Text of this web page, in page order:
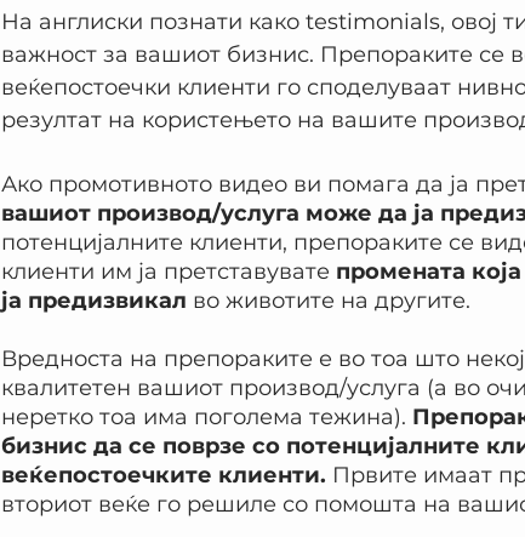
На англиски познати како testimonials, овој
важност за вашиот бизнис. Препораките се
веќепостоечки клиенти го споделуваат
резултат на користењето на вашите
Ако промотивното видео ви помага да ја
вашиот производ/услуга може да ја
потенцијалните клиенти, препораките се
клиенти им ја претставувате промената
ја предизвикал во животите на другите.
Вредноста на препораките е во тоа што
квалитетен вашиот производ/услуга (а во
неретко тоа има поголема тежина).
бизнис да се поврзе со потенцијалните
веќепостоечките клиенти. Првите имаат
вториот веќе го решиле со помошта на